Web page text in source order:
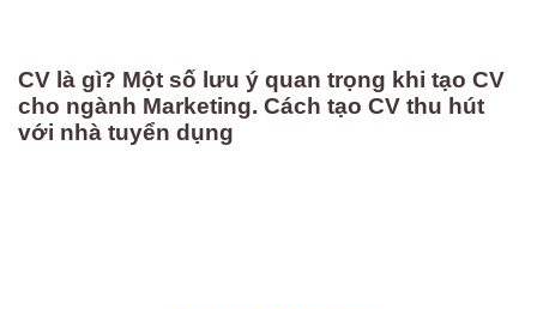
CV là gì? Một số lưu ý quan trọng khi tạo CV
cho ngành Marketing. Cách tạo CV thu hút
với nhà tuyển dụng